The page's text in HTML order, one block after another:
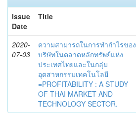
Issue
Date
Title
2020-
07-03
ความสามารถในการทำกำไรของ
บริษัทในตลาดหลักทรัพย์แห่ง
ประเทศไทยและในกลุ่ม
อุตสาหกรรมเทคโนโลยี
=PROFITABILITY : A STUDY
OF THAI MARKET AND
TECHNOLOGY SECTOR.